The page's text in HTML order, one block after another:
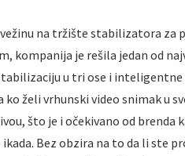
na tržište stabilizatora za
kompanija je rešila jedan od
u tri ose i
želi vrhunski video snimak u
što je i očekivano od brenda
. Bez obzira na to da li ste